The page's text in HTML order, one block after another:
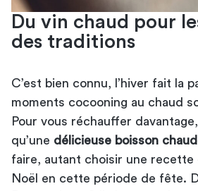
Du vin chaud pour
des traditions
C’est bien connu, l’hiver fait la
moments cocooning au chaud
Pour vous réchauffer
qu’une délicieuse boisson
faire, autant choisir une recette
Noël en cette période de fête.